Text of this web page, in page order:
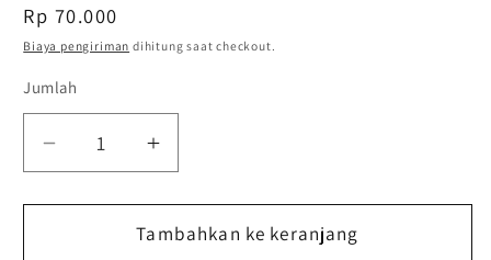
Harga
reguler
Rp 70.000
Biaya pengiriman dihitung saat checkout.
Jumlah
Kurangi
jumlah
untuk
Tambah
jumlah
untuk
Fire
Tambahkan ke keranjang